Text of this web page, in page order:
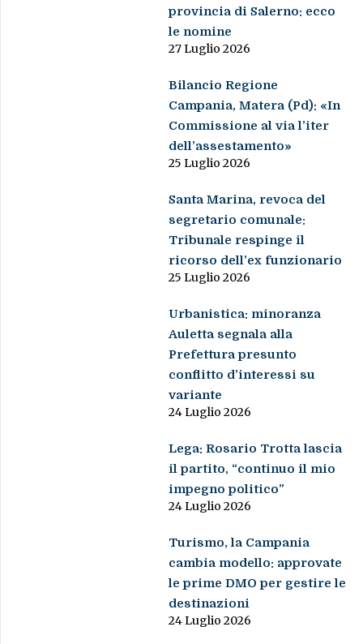
provincia di Salerno: ecco
le nomine
27 Luglio 2026
Bilancio Regione
Campania, Matera (Pd): «In
Commissione al via l’iter
dell’assestamento»
25 Luglio 2026
Santa Marina, revoca del
segretario comunale:
Tribunale respinge il
ricorso dell’ex funzionario
25 Luglio 2026
Urbanistica: minoranza
Auletta segnala alla
Prefettura presunto
conflitto d’interessi su
variante
24 Luglio 2026
Lega: Rosario Trotta lascia
il partito, “continuo il mio
impegno politico”
24 Luglio 2026
Turismo, la Campania
cambia modello: approvate
le prime DMO per gestire le
destinazioni
24 Luglio 2026